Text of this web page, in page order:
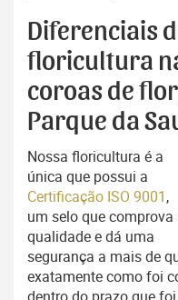
Diferenciais
floricultura
coroas de
Parque da
Nossa floricultura é a
única que possui a
Certificação ISO 9001,
um selo que comprova
qualidade e dá uma
segurança a mais de
exatamente como foi